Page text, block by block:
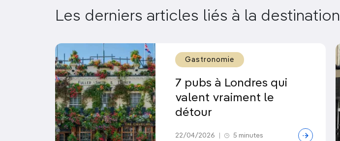
Les derniers articles liés à la destination
Gastronomie
7 pubs à Londres qui
valent vraiment le
détour
22/04/2026 5 minutes